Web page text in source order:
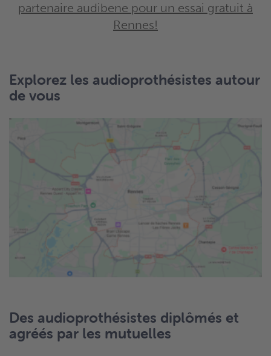
partenaire audibene pour un essai gratuit à
Rennes!
Explorez les audioprothésistes autour
de vous
Des audioprothésistes diplômés et
agréés par les mutuelles